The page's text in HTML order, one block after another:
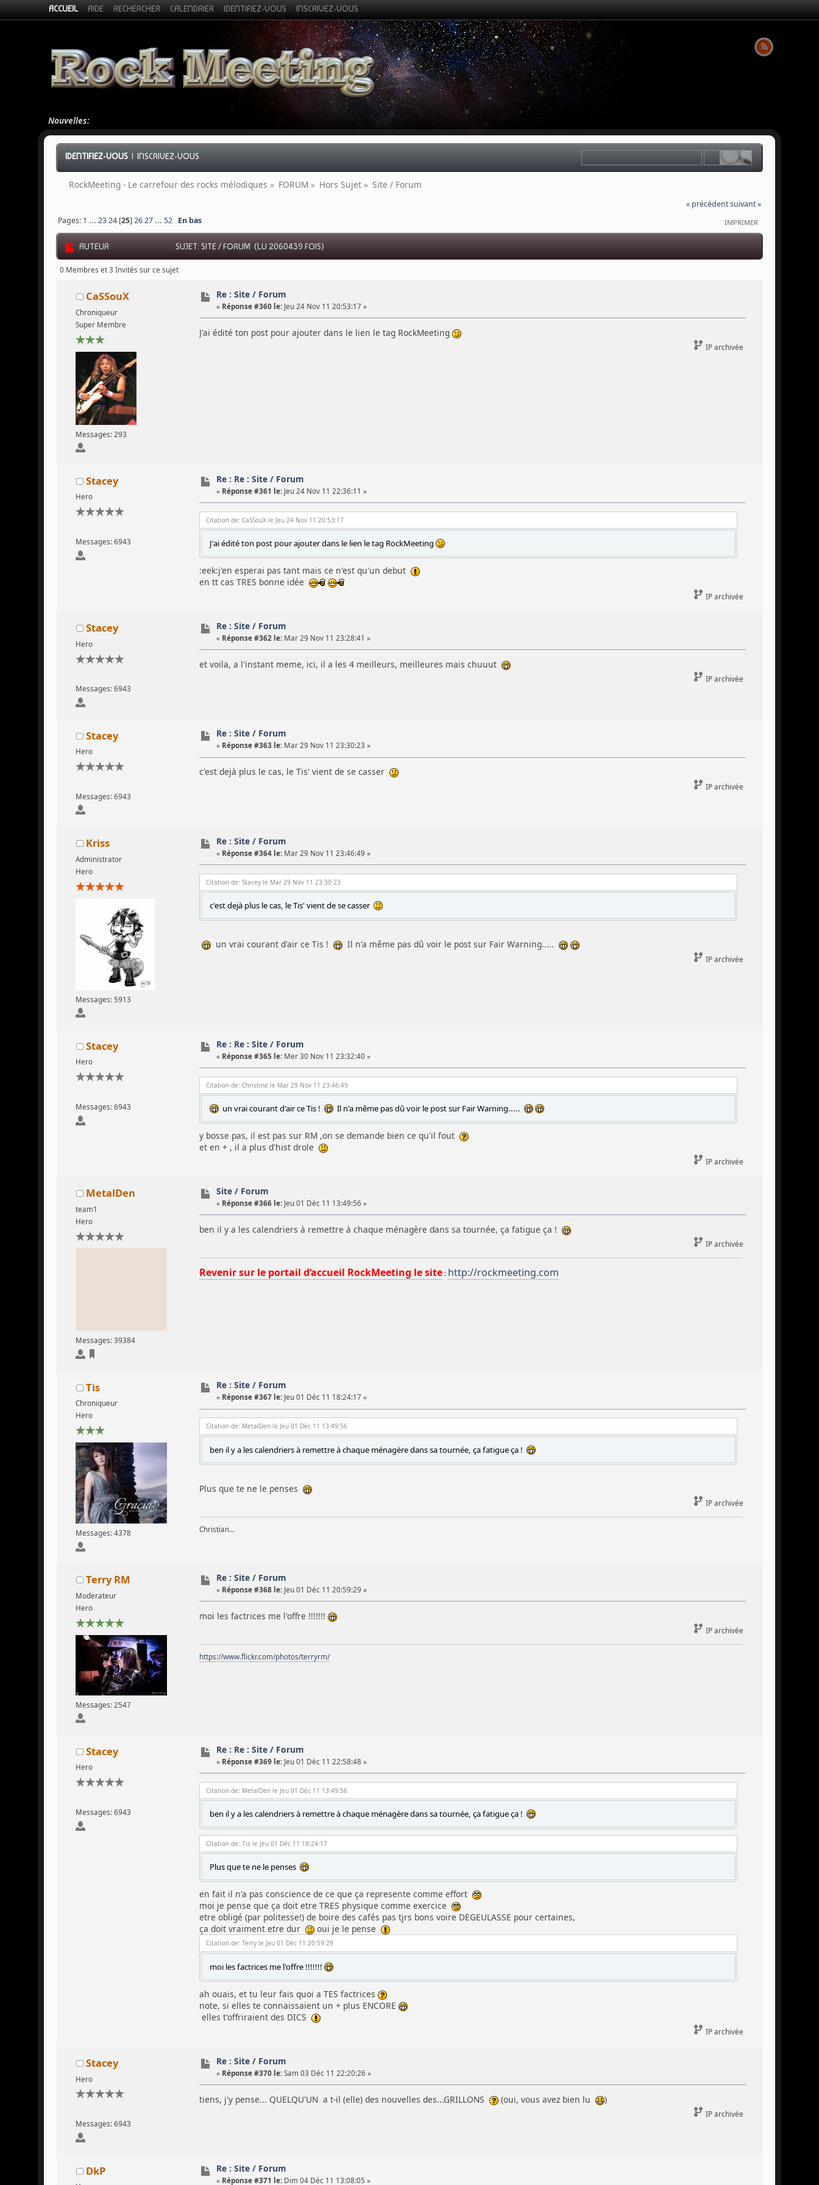
ACCUEIL AIDE RECHERCHER CALENDRIER IDENTIFIEZ-VOUS INSCRIVEZ-VOUS
Nouvelles:
IDENTIFIEZ-VOUS |INSCRIVEZ-VOUS
RockMeeting - Le carrefour des rocks mélodiques » FORUM » Hors Sujet » Site / Forum
« précédentsuivant »
IMPRIMER
Pages: 1 ...2324 [25]2627...52 En bas
AUTEUR SUJET: SITE / FORUM (LU 2060439 FOIS)
0 Membres et 3 Invités sur ce sujet
CaSSouX
Chroniqueur
Super Membre
Messages: 293
Re : Site / Forum
« Réponse #360 le: Jeu 24 Nov 11 20:53:17 »
J'ai édité ton post pour ajouter dans le lien le tag RockMeeting
IP archivée
Stacey
Hero
Messages: 6943
Re : Re : Site / Forum
« Réponse #361 le: Jeu 24 Nov 11 22:36:11 »
Citation de: CaSSouX le Jeu 24 Nov 11 20:53:17
J'ai édité ton post pour ajouter dans le lien le tag RockMeeting
:eek:j'en esperai pas tant mais ce n'est qu'un debut
en tt cas TRES bonne idée
IP archivée
Stacey
Hero
Messages: 6943
Re : Site / Forum
« Réponse #362 le: Mar 29 Nov 11 23:28:41 »
et voila, a l'instant meme, ici, il a les 4 meilleurs, meilleures mais chuuut
IP archivée
Stacey
Hero
Messages: 6943
Re : Site / Forum
« Réponse #363 le: Mar 29 Nov 11 23:30:23 »
c'est dejà plus le cas, le Tis' vient de se casser
IP archivée
Kriss
Administrator
Hero
Messages: 5913
Re : Site / Forum
« Réponse #364 le: Mar 29 Nov 11 23:46:49 »
Citation de: Stacey le Mar 29 Nov 11 23:30:23
c'est dejà plus le cas, le Tis' vient de se casser
un vrai courant d'air ce Tis ! Il n'a même pas dû voir le post sur Fair Warning.....
IP archivée
Stacey
Hero
Messages: 6943
Re : Re : Site / Forum
« Réponse #365 le: Mer 30 Nov 11 23:32:40 »
Citation de: Christine le Mar 29 Nov 11 23:46:49
un vrai courant d'air ce Tis ! Il n'a même pas dû voir le post sur Fair Warning.....
y bosse pas, il est pas sur RM ,on se demande bien ce qu'il fout
et en + , il a plus d'hist drole
IP archivée
MetalDen
team1
Hero
Messages: 39384
Site / Forum
« Réponse #366 le: Jeu 01 Déc 11 13:49:56 »
ben il y a les calendriers à remettre à chaque ménagère dans sa tournée, ça fatigue ça !
IP archivée
Revenir sur le portail d’accueil RockMeeting le site: http://rockmeeting.com
Tis
Chroniqueur
Hero
Messages: 4378
Re : Site / Forum
« Réponse #367 le: Jeu 01 Déc 11 18:24:17 »
Citation de: MetalDen le Jeu 01 Déc 11 13:49:56
ben il y a les calendriers à remettre à chaque ménagère dans sa tournée, ça fatigue ça !
Plus que te ne le penses
IP archivée
Christian...
Terry RM
Moderateur
Hero
Messages: 2547
Re : Site / Forum
« Réponse #368 le: Jeu 01 Déc 11 20:59:29 »
moi les factrices me l'offre !!!!!!!
IP archivée
https://www.flickr.com/photos/terryrm/
Stacey
Hero
Messages: 6943
Re : Re : Site / Forum
« Réponse #369 le: Jeu 01 Déc 11 22:58:48 »
Citation de: MetalDen le Jeu 01 Déc 11 13:49:56
ben il y a les calendriers à remettre à chaque ménagère dans sa tournée, ça fatigue ça !
Citation de: Tis le Jeu 01 Déc 11 18:24:17
Plus que te ne le penses
en fait il n'a pas conscience de ce que ça represente comme effort
moi je pense que ça doit etre TRES physique comme exercice
etre obligé (par politesse!) de boire des cafés pas tjrs bons voire DEGEULASSE pour certaines,
ça doit vraiment etre dur
oui je le pense
Citation de: Terry le Jeu 01 Déc 11 20:59:29
moi les factrices me l'offre !!!!!!!
ah ouais, et tu leur fais quoi a TES factrices
note, si elles te connaissaient un + plus ENCORE
elles t'offriraient des DICS
IP archivée
Stacey
Hero
Messages: 6943
Re : Site / Forum
« Réponse #370 le: Sam 03 Déc 11 22:20:26 »
tiens, j'y pense... QUELQU'UN a t-il (elle) des nouvelles des...GRILLONS (oui, vous avez bien lu )
IP archivée
DkP Re : Site / Forum
« Réponse #371 le: Dim 04 Déc 11 13:08:05 »